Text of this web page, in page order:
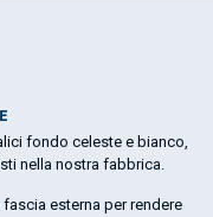
fondo celeste e bianco,
nella nostra fabbrica.
esterna per rendere